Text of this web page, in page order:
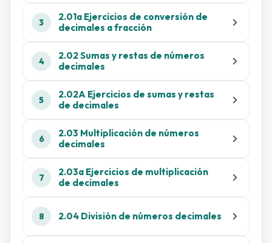
3
2.01a Ejercicios de conversión de
decimales a fracción
4
2.02 Sumas y restas de números
decimales
5
2.02A Ejercicios de sumas y restas
de decimales
6
2.03 Multiplicación de números
decimales
7
2.03a Ejercicios de multiplicación
de decimales
8 2.04 División de números decimales